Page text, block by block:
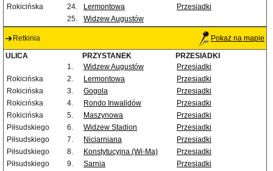
Rokicińska
24. Lermontowa
Przesiadki
25.
Widzew Augustów
Retkinia Pokaż na mapie
ULICA PRZYSTANEK
PRZESIADKI
1.
Widzew Augustów
Przesiadki
Rokicińska
2. Lermontowa
Przesiadki
Rokicińska
3. Gogola
Przesiadki
Rokicińska
4. Rondo Inwalidów
Przesiadki
Rokicińska
5. Maszynowa
Przesiadki
Piłsudskiego
6. Widzew Stadion
Przesiadki
Piłsudskiego
7. Niciarniana
Przesiadki
Piłsudskiego
8. Konstytucyjna (Wi-Ma)
Przesiadki
Piłsudskiego
9. Sarnia
Przesiadki